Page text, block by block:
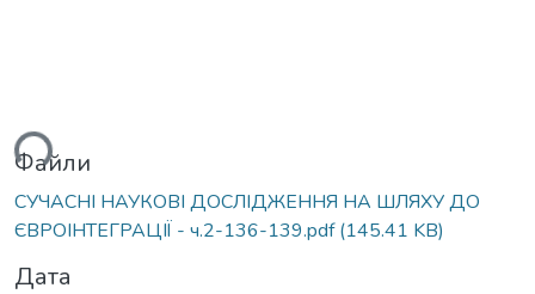
Файли
СУЧАСНІ НАУКОВІ ДОСЛІДЖЕННЯ НА ШЛЯХУ ДО
ЄВРОІНТЕГРАЦІЇ - ч.2-136-139.pdf(145.41 KB)
Дата